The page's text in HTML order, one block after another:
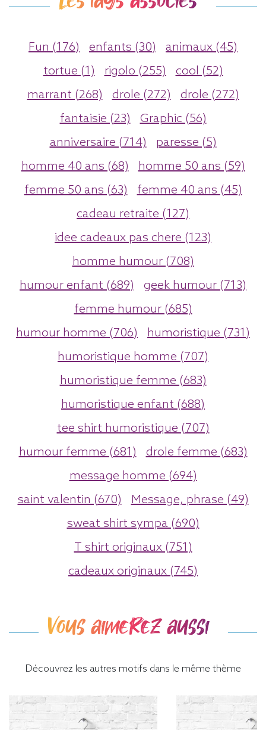
Fun (176) enfants (30)
animaux (45)
tortue (1)
rigolo (255)
cool (52)
marrant (268)
drole (272)
drole (272)
fantaisie (23)
Graphic (56)
anniversaire (714)
paresse (5)
homme 40 ans (68)
homme 50 ans (59)
femme 50 ans (63)
femme 40 ans (45)
cadeau retraite (127)
idee cadeaux pas chere (123)
homme humour (708)
humour enfant (689)
geek humour (713)
femme humour (685)
humour homme (706)
humoristique (731)
humoristique homme (707)
humoristique femme (683)
humoristique enfant (688)
tee shirt humoristique (707)
humour femme (681)
drole femme (683)
message homme (694)
saint valentin (670)
Message, phrase (49)
sweat shirt sympa (690)
T shirt originaux (751)
cadeaux originaux (745)
Vous aimerez aussi
Découvrez les autres motifs dans le même thème